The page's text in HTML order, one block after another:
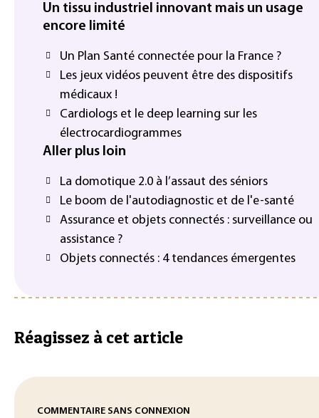
Un tissu industriel innovant mais un usage
encore limité
Un Plan Santé connectée pour la France ?
Les jeux vidéos peuvent être des dispositifs
médicaux !
Cardiologs et le deep learning sur les
électrocardiogrammes
Aller plus loin
La domotique 2.0 à l’assaut des séniors
Le boom de l'autodiagnostic et de l'e-santé
Assurance et objets connectés : surveillance ou
assistance ?
Objets connectés : 4 tendances émergentes
Réagissez à cet article
COMMENTAIRE SANS CONNEXION